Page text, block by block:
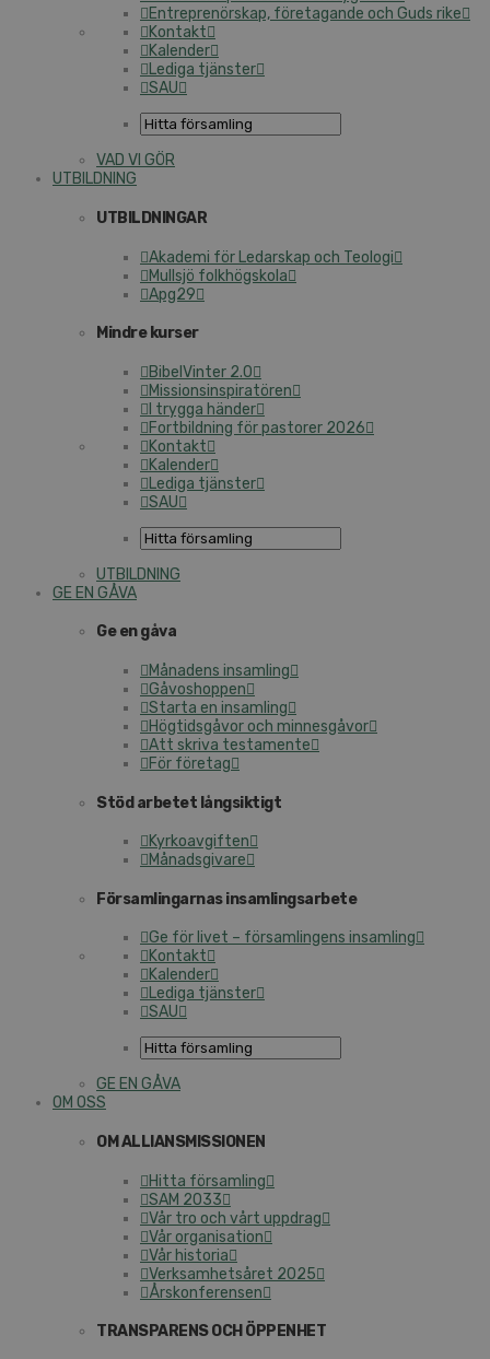
Entreprenörskap, företagande och Guds rike
Kontakt
Kalender
Lediga tjänster
SAU
VAD VI GÖR
UTBILDNING
UTBILDNINGAR
Akademi för Ledarskap och Teologi
Mullsjö folkhögskola
Apg29
Mindre kurser
BibelVinter 2.0
Missionsinspiratören
I trygga händer
Fortbildning för pastorer 2026
Kontakt
Kalender
Lediga tjänster
SAU
UTBILDNING
GE EN GÅVA
Ge en gåva
Månadens insamling
Gåvoshoppen
Starta en insamling
Högtidsgåvor och minnesgåvor
Att skriva testamente
För företag
Stöd arbetet långsiktigt
Kyrkoavgiften
Månadsgivare
Församlingarnas insamlingsarbete
Ge för livet – församlingens insamling
Kontakt
Kalender
Lediga tjänster
SAU
GE EN GÅVA
OM OSS
OM ALLIANSMISSIONEN
Hitta församling
SAM 2033
Vår tro och vårt uppdrag
Vår organisation
Vår historia
Verksamhetsåret 2025
Årskonferensen
TRANSPARENS OCH ÖPPENHET